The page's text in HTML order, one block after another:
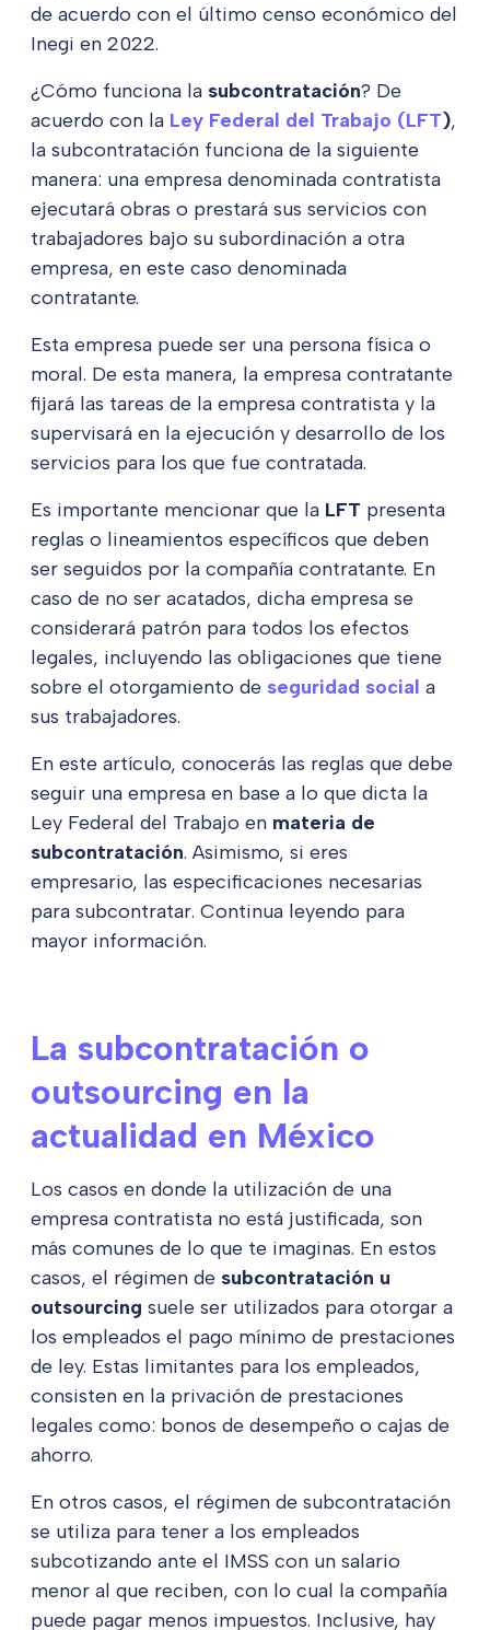
de acuerdo con el último censo económico del
Inegi en 2022.
¿Cómo funciona la subcontratación? De
acuerdo con la Ley Federal del Trabajo (LFT),
la subcontratación funciona de la siguiente
manera: una empresa denominada contratista
ejecutará obras o prestará sus servicios con
trabajadores bajo su subordinación a otra
empresa, en este caso denominada
contratante.
Esta empresa puede ser una persona física o
moral. De esta manera, la empresa contratante
fijará las tareas de la empresa contratista y la
supervisará en la ejecución y desarrollo de los
servicios para los que fue contratada.
Es importante mencionar que la LFT presenta
reglas o lineamientos específicos que deben
ser seguidos por la compañía contratante. En
caso de no ser acatados, dicha empresa se
considerará patrón para todos los efectos
legales, incluyendo las obligaciones que tiene
sobre el otorgamiento de seguridad social a
sus trabajadores.
En este artículo, conocerás las reglas que debe
seguir una empresa en base a lo que dicta la
Ley Federal del Trabajo en materia de
subcontratación. Asimismo, si eres
empresario, las especificaciones necesarias
para subcontratar. Continua leyendo para
mayor información.
La subcontratación o
outsourcing en la
actualidad en México
Los casos en donde la utilización de una
empresa contratista no está justificada, son
más comunes de lo que te imaginas. En estos
casos, el régimen de subcontratación u
outsourcing suele ser utilizados para otorgar a
los empleados el pago mínimo de prestaciones
de ley. Estas limitantes para los empleados,
consisten en la privación de prestaciones
legales como: bonos de desempeño o cajas de
ahorro.
En otros casos, el régimen de subcontratación
se utiliza para tener a los empleados
subcotizando ante el IMSS con un salario
menor al que reciben, con lo cual la compañía
puede pagar menos impuestos. Inclusive, hay